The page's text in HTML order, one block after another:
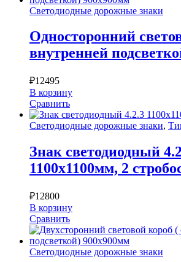
Светодиодные дорожные знаки
Односторонний
внутренней
₽12495
В корзину
Сравнить
Светодиодные дорожные знаки,
Знак светодиодный
1100х1100мм, 2
₽12800
В корзину
Сравнить
Светодиодные дорожные знаки